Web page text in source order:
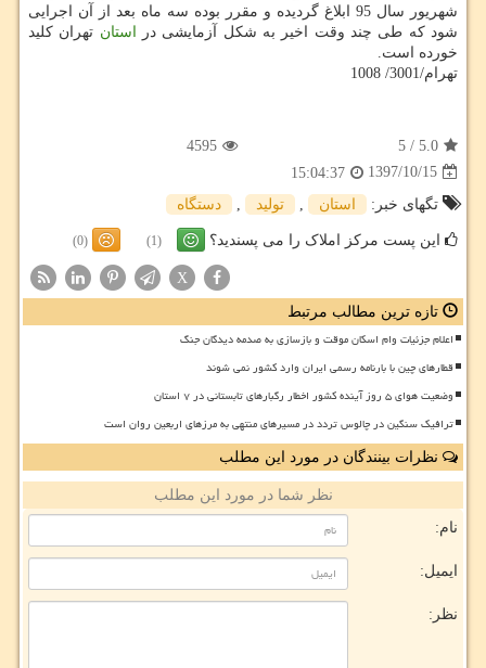
شهریور سال 95 ابلاغ گردیده و مقرر بوده سه ماه بعد از آن اجرایی
شود كه طی چند وقت اخیر به شكل آزمایشی در
استان تهران كلید
خورده است.
تهرام/3001/ 1008
5.0
/
5
4595
1397/10/15
15:04:37
تگهای خبر:
استان , تولید , دستگاه
این پست مرکز املاک را می پسندید؟ (1)
(0)
X
تازه ترین مطالب مرتبط
اعلام جزئیات وام اسکان موقت و بازسازی به صدمه دیدگان جنگ
قطارهای چین با بارنامه رسمی ایران وارد کشور نمی شوند
وضعیت هوای ۵ روز آینده کشور اخطار رگبارهای تابستانی در ۷ استان
ترافیک سنگین در چالوس تردد در مسیرهای منتهی به مرزهای اربعین روان است
نظرات بینندگان در مورد این مطلب
نظر شما در مورد این مطلب
نام:
ایمیل:
نظر: